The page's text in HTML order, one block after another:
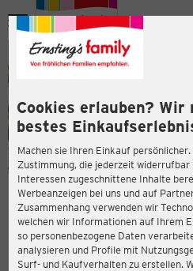
Cookies erlauben?
bestes
Machen sie Ihren Einkauf
Zustimmung, die jederzeit
Interessen zugeschnittene Inhalte
Werbeanzeigen bei uns und auf
Zusammenhang verwenden wir
welchen wir Informationen auf Ihrem
so personenbezogene Daten
analysieren und Profile mit
Surf- und Kaufverhalten zu erstellen.
Menü
ERNSTING'S
44149